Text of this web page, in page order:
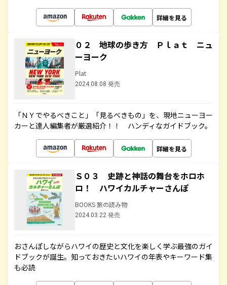
詳細を見る
０２ 地球の歩き方 Ｐｌａｔ ニュ
ーヨーク
Plat
2024.08.08 発売
「ＮＹでやるべきこと」「見るべきもの」を、現地ニューヨー
カーと達人編集者が厳選紹介！！ ハンディなガイドブック。
詳細を見る
Ｓ０３ 史跡と神話の舞台をホロホ
ロ！ ハワイカルチャーさんぽ
BOOKS 旅の読み物
2024.03.22 発売
おさんぽしながらハワイの歴史と文化を楽しく学ぶ最強のガイ
ドブックが誕生。知っておきたいハワイの年表やキーワード集
も必読